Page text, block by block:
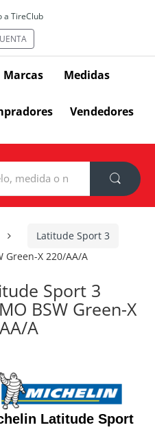
a TireClub
Marcas Medidas
Vendedores
Latitude Sport 3
Green-X 220/AA/A
Sport 3
BSW Green-X
A
Latitude Sport